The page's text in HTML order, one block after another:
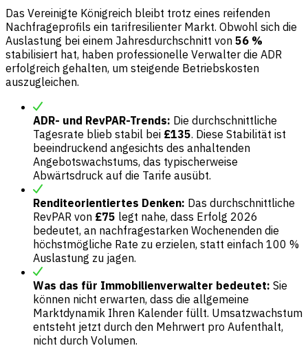
Das Vereinigte Königreich bleibt trotz eines reifenden
Nachfrageprofils ein tarifresilienter Markt. Obwohl sich die
Auslastung bei einem Jahresdurchschnitt von 56 %
stabilisiert hat, haben professionelle Verwalter die ADR
erfolgreich gehalten, um steigende Betriebskosten
auszugleichen.
ADR- und RevPAR-Trends: Die durchschnittliche
Tagesrate blieb stabil bei £135. Diese Stabilität ist
beeindruckend angesichts des anhaltenden
Angebotswachstums, das typischerweise
Abwärtsdruck auf die Tarife ausübt.
Renditeorientiertes Denken: Das durchschnittliche
RevPAR von £75 legt nahe, dass Erfolg 2026
bedeutet, an nachfragestarken Wochenenden die
höchstmögliche Rate zu erzielen, statt einfach 100 %
Auslastung zu jagen.
Was das für Immobilienverwalter bedeutet: Sie
können nicht erwarten, dass die allgemeine
Marktdynamik Ihren Kalender füllt. Umsatzwachstum
entsteht jetzt durch den Mehrwert pro Aufenthalt,
nicht durch Volumen.